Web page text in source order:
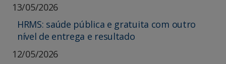
13/05/2026
HRMS: saúde pública e gratuita com outro
nível de entrega e resultado
12/05/2026